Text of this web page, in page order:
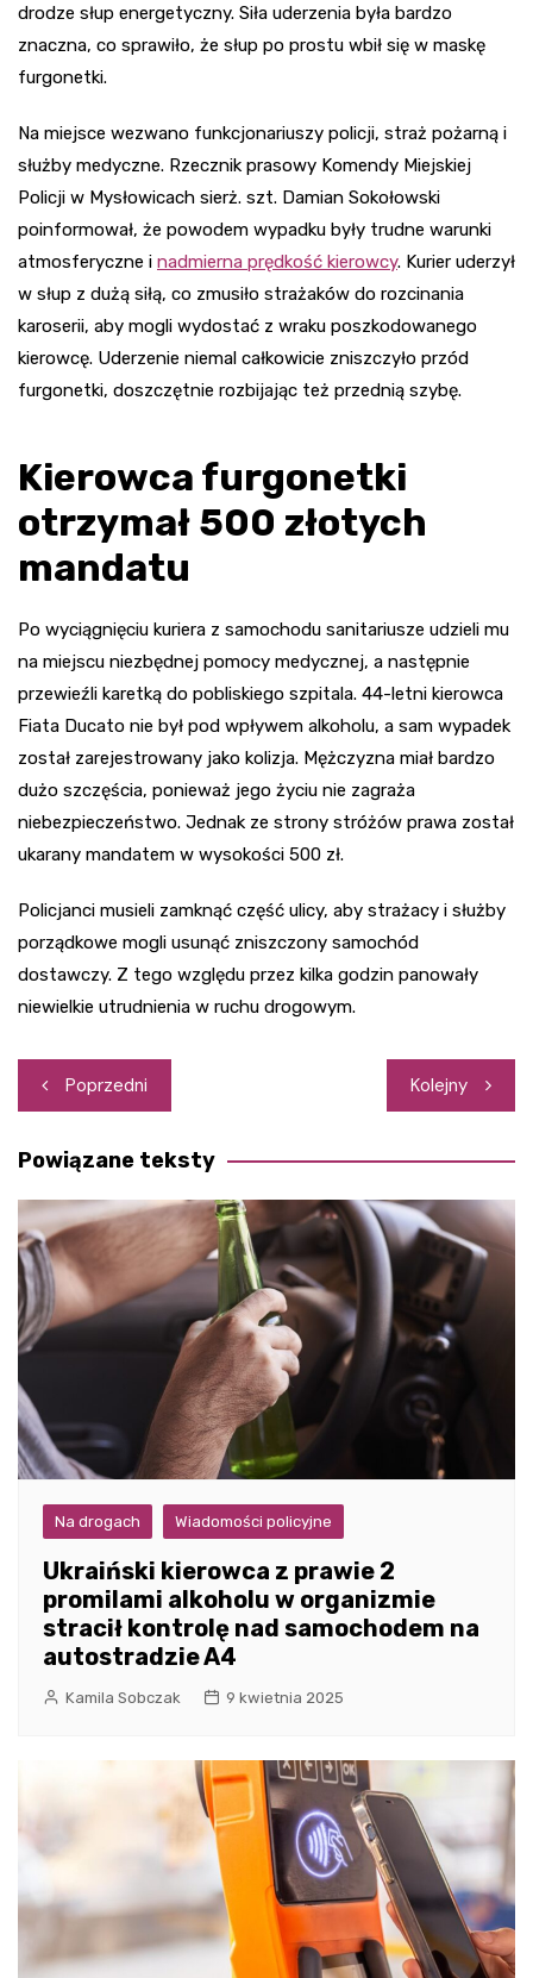
drodze słup energetyczny. Siła uderzenia była bardzo
znaczna, co sprawiło, że słup po prostu wbił się w maskę
furgonetki.
Na miejsce wezwano funkcjonariuszy policji, straż pożarną i
służby medyczne. Rzecznik prasowy Komendy Miejskiej
Policji w Mysłowicach sierż. szt. Damian Sokołowski
poinformował, że powodem wypadku były trudne warunki
atmosferyczne i nadmierna prędkość kierowcy. Kurier uderzył
w słup z dużą siłą, co zmusiło strażaków do rozcinania
karoserii, aby mogli wydostać z wraku poszkodowanego
kierowcę. Uderzenie niemal całkowicie zniszczyło przód
furgonetki, doszczętnie rozbijając też przednią szybę.
Kierowca furgonetki
otrzymał 500 złotych
mandatu
Po wyciągnięciu kuriera z samochodu sanitariusze udzieli mu
na miejscu niezbędnej pomocy medycznej, a następnie
przewieźli karetką do pobliskiego szpitala. 44-letni kierowca
Fiata Ducato nie był pod wpływem alkoholu, a sam wypadek
został zarejestrowany jako kolizja. Mężczyzna miał bardzo
dużo szczęścia, ponieważ jego życiu nie zagraża
niebezpieczeństwo. Jednak ze strony stróżów prawa został
ukarany mandatem w wysokości 500 zł.
Policjanci musieli zamknąć część ulicy, aby strażacy i służby
porządkowe mogli usunąć zniszczony samochód
dostawczy. Z tego względu przez kilka godzin panowały
niewielkie utrudnienia w ruchu drogowym.
Nawigacja
wpisu
Poprzedni Kolejny
Powiązane teksty
Na drogach Wiadomości policyjne
Ukraiński kierowca z prawie 2
promilami alkoholu w organizmie
stracił kontrolę nad samochodem na
autostradzie A4
Kamila Sobczak 9 kwietnia 2025